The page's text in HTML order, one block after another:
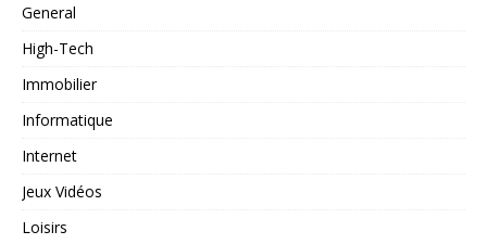
General
High-Tech
Immobilier
Informatique
Internet
Jeux Vidéos
Loisirs